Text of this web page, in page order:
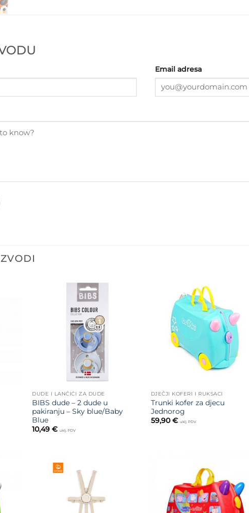
Email adresa
DUDE I LANČIĆI ZA DUDE
BIBS dude – 2 dude u
pakiranju – Sky blue/Baby
Blue
10,49€ uklj. PDV
na listu
želja
DJEČJI KOFERI I RUKSACI
Trunki kofer za djecu
Jednorog
59,90€ uklj. PDV
listu
Dodajte
na listu
želja